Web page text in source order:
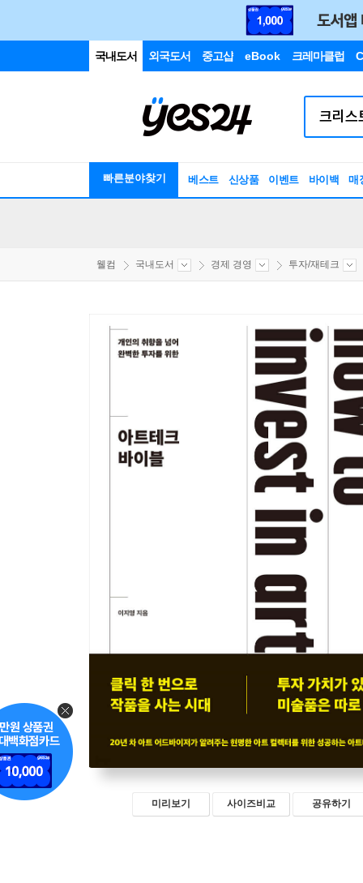
국내도서 외국도서 중고샵 eBook 크레마클럽
빠른분야찾기 베스트 신상품 이벤트 바이백 매
웰컴 국내도서 경제 경영 투자/재테크
미리보기 사이즈비교 공유하기